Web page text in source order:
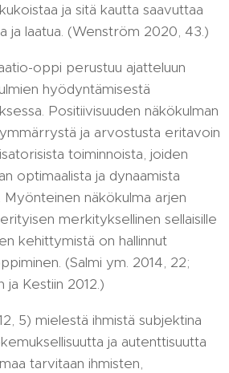
ja sitä kautta saavuttaa
ja laatua. (Wenström 2020, 43.)
oppi perustuu ajatteluun
hyödyntämisestä
Positiivisuuden näkökulman
ja arvostusta eritavoin
toiminnoista, joiden
optimaalista ja dynaamista
Myönteinen näkökulma arjen
merkityksellinen sellaisille
kehittymistä on hallinnut
(Salmi ym. 2014, 22;
Kestiin 2012.)
5) mielestä ihmistä subjektina
ja autenttisuutta
tarvitaan ihmisten,